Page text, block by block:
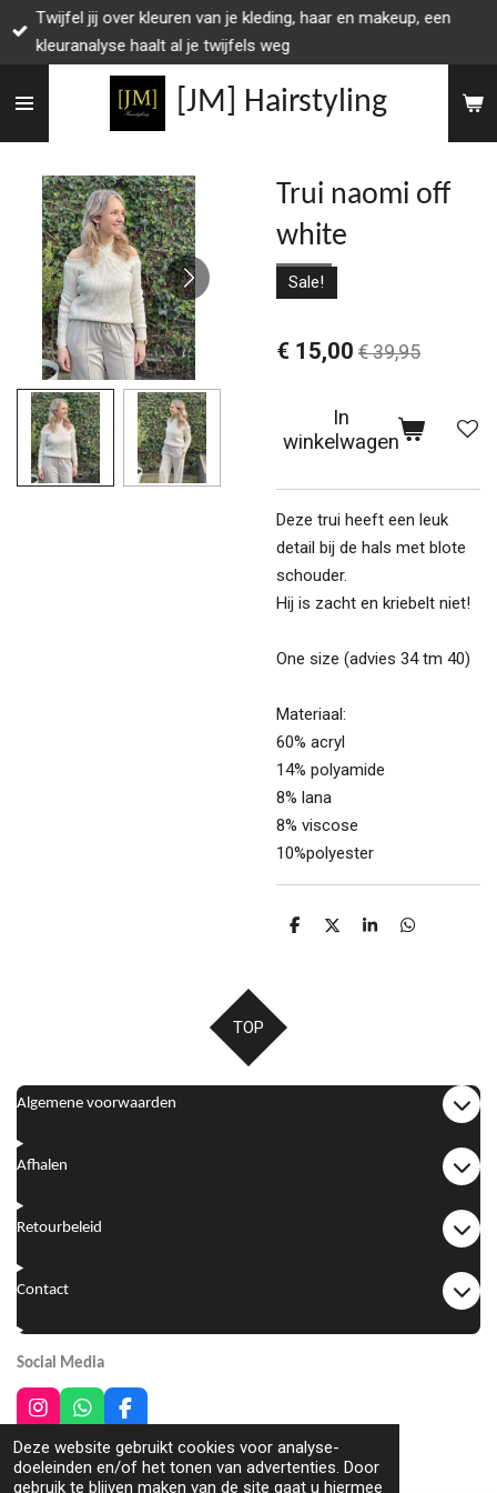
Deze website gebruikt cookies voor analyse-
doeleinden en/of het tonen van advertenties. Door
gebruik te blijven maken van de site gaat u hiermee
Ga
direct
de
[JM] Hairstyling
Twijfel jij over kleuren van je kleding, haar en makeup, een
kleuranalyse haalt al je twijfels weg
Trui naomi off
white
Sale!
€ 15,00 € 39,95
In
winkelwagen
Deze trui heeft een leuk
detail bij de hals met blote
schouder.
Hij is zacht en kriebelt niet!
One size (advies 34 tm 40)
Materiaal:
60% acryl
14% polyamide
8% lana
8% viscose
10%polyester
D
D
S
D
TOP
Algemene voorwaarden
Afhalen
Retourbeleid
Contact
Social Media
I
s
t
W
a
t
F
c
e
2024 [JM] hair & fashion
Powered byJouwWeb